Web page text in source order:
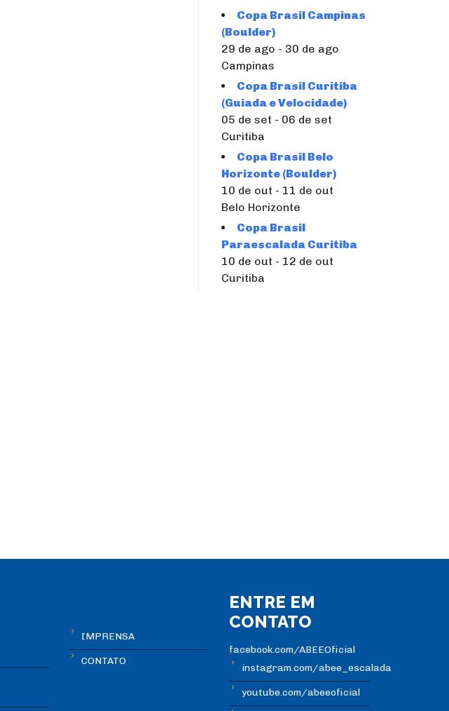
Copa Brasil Campinas
(Boulder)
29 de ago - 30 de ago
Campinas
Copa Brasil Curitiba
(Guiada e Velocidade)
05 de set - 06 de set
Curitiba
Copa Brasil Belo
Horizonte (Boulder)
10 de out - 11 de out
Belo Horizonte
Copa Brasil
Paraescalada Curitiba
10 de out - 12 de out
Curitiba
IMPRENSA
CONTATO
ENTRE EM
CONTATO
facebook.com/ABEEOficial
instagram.com/abee_escalada
youtube.com/abeeoficial